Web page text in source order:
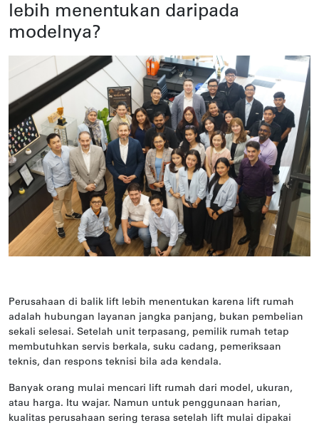
lebih menentukan daripada
modelnya?
Perusahaan di balik lift lebih menentukan karena lift rumah
adalah hubungan layanan jangka panjang, bukan pembelian
sekali selesai. Setelah unit terpasang, pemilik rumah tetap
membutuhkan servis berkala, suku cadang, pemeriksaan
teknis, dan respons teknisi bila ada kendala.
Banyak orang mulai mencari lift rumah dari model, ukuran,
atau harga. Itu wajar. Namun untuk penggunaan harian,
kualitas perusahaan sering terasa setelah lift mulai dipakai